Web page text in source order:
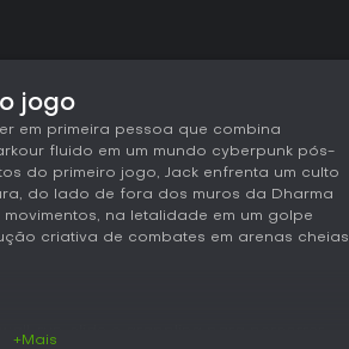
jogo
em primeira pessoa que combina
fluido em um mundo cyberpunk pós-
do primeiro jogo, Jack enfrenta um culto
do lado de fora dos muros da Dharma
na letalidade em um golpe
criativa de combates em arenas cheias
+Mais